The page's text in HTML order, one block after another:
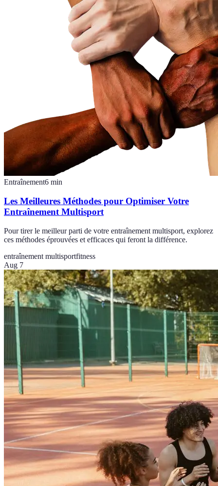
Entraînement6 min
Les Meilleures Méthodes pour Optimiser Votre
Entraînement Multisport
Pour tirer le meilleur parti de votre entraînement multisport, explorez
ces méthodes éprouvées et efficaces qui feront la différence.
entraînement multisportfitness
Aug 7